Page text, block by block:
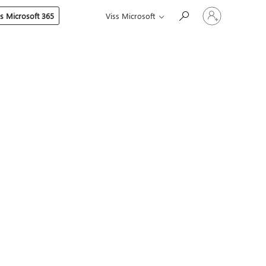
Microsoft 365 Viss Microsoft
Pierakstieties
savā
kontā